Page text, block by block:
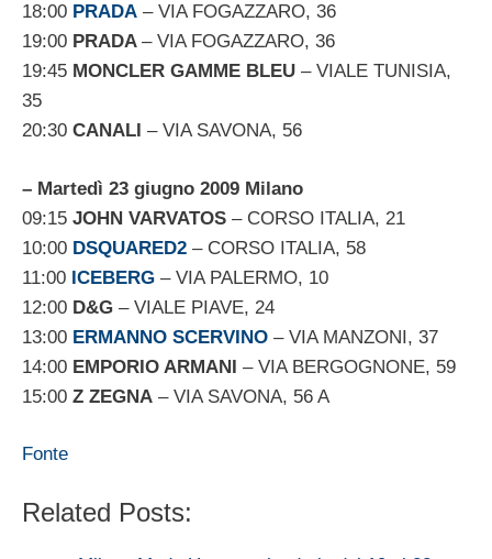
18:00 PRADA – VIA FOGAZZARO, 36
19:00 PRADA – VIA FOGAZZARO, 36
19:45 MONCLER GAMME BLEU – VIALE TUNISIA,
35
20:30 CANALI – VIA SAVONA, 56
– Martedì 23 giugno 2009 Milano
09:15 JOHN VARVATOS – CORSO ITALIA, 21
10:00 DSQUARED2 – CORSO ITALIA, 58
11:00 ICEBERG – VIA PALERMO, 10
12:00 D&G – VIALE PIAVE, 24
13:00 ERMANNO SCERVINO – VIA MANZONI, 37
14:00 EMPORIO ARMANI – VIA BERGOGNONE, 59
15:00 Z ZEGNA – VIA SAVONA, 56 A
Fonte
Related Posts: